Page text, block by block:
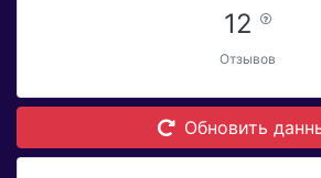
12
Отзывов
Обновить